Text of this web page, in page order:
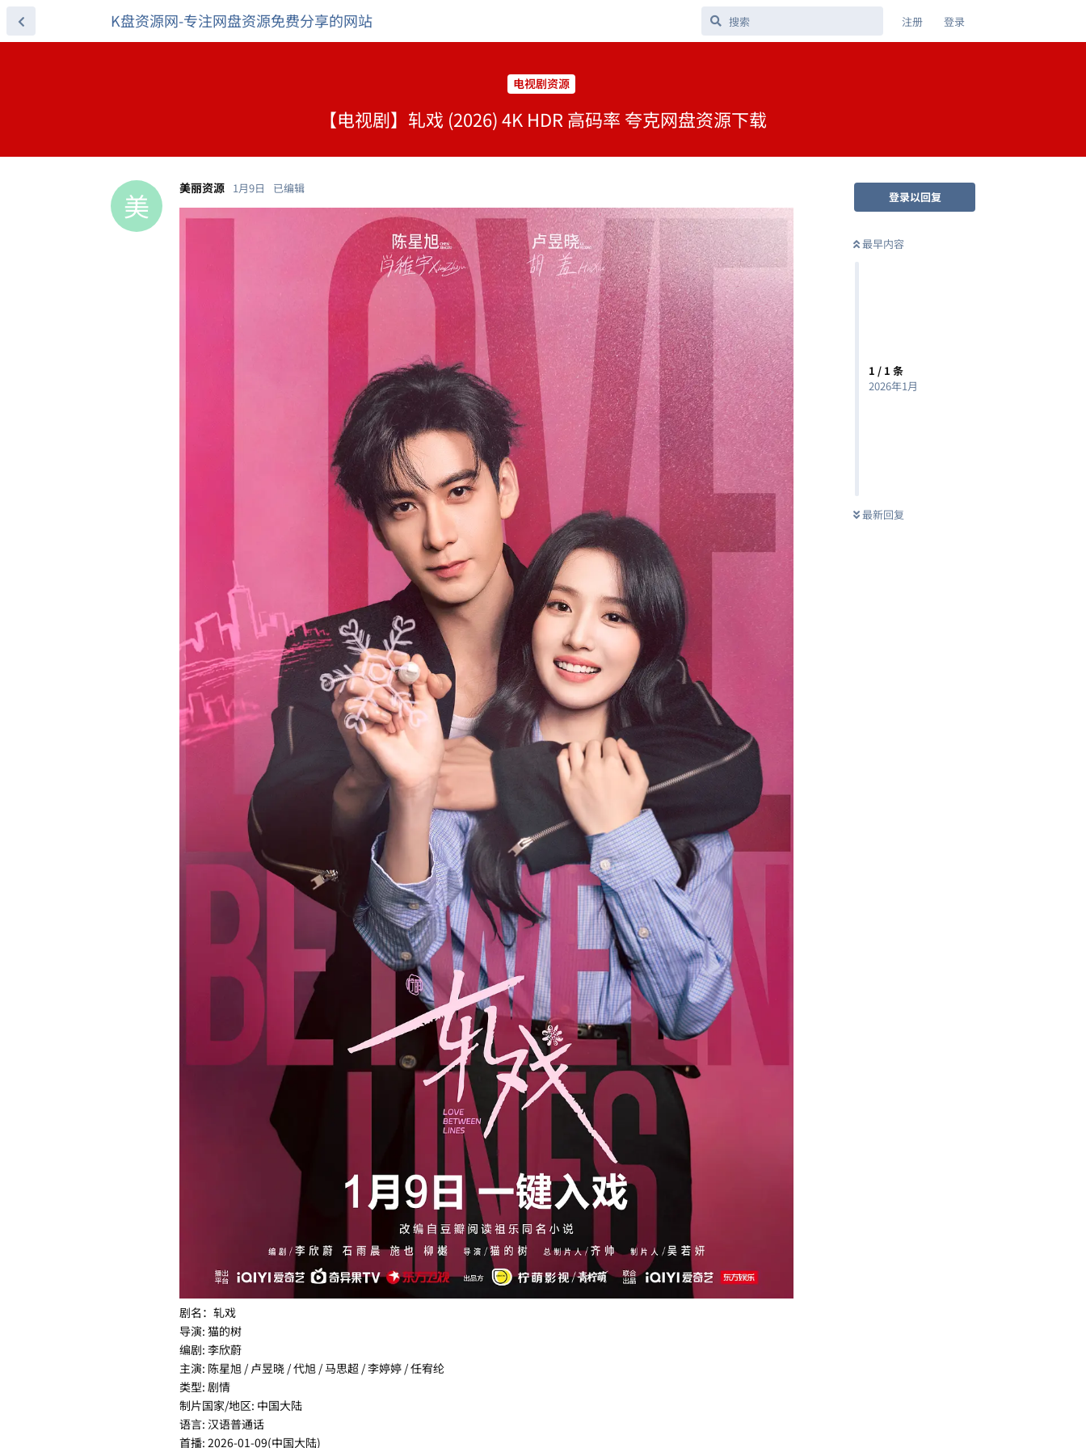
K盘资源网-专注网盘资源免费分享的网站 注册 登录
电视剧资源
【电视剧】轧戏 (2026) 4K HDR 高码率 夸克网盘资源下载
登录以回复
最早内容
1 / 1 条
2026年1月
最新回复
美 美丽资源 1月9日 已编辑
剧名：轧戏
导演: 猫的树
编剧: 李欣蔚
主演: 陈星旭 / 卢昱晓 / 代旭 / 马思超 / 李婷婷 / 任宥纶
类型: 剧情
制片国家/地区: 中国大陆
语言: 汉语普通话
首播: 2026-01-09(中国大陆)